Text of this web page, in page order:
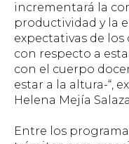
incrementará la
productividad y la
expectativas de
con respecto a
con el cuerpo
estar a la altura-“,
Helena Mejía
Entre los